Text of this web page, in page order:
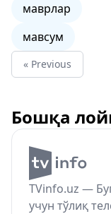
маврлар
мавсум
« Previous
Бошқа
TVinfo.uz —
учун тўлиқ